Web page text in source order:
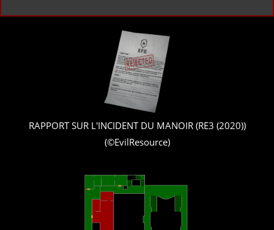
RAPPORT SUR L'INCIDENT DU MANOIR (RE3 (2020))
(©EvilResource)